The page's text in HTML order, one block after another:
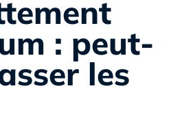
: peut-
les